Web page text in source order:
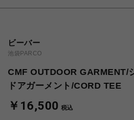
ビーバー
池袋PARCO
CMF OUTDOOR GARMENT/
ドアガーメント/CORD TEE
￥16,500 税込